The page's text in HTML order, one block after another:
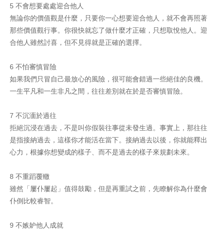
5 不會想要處處迎合他人
無論你的價值觀是什麼，只要你一心想要迎合他人，就不會再照著
那些價值觀行事。你很快就忘了做什麼才正確，只想取悅他人。迎
合他人雖然討喜，但不見得就是正確的選擇。
6 不怕審慎冒險
如果我們只冒自己最放心的風險，很可能會錯過一些絕佳的良機。
一生平凡和一生非凡之間，往往差別就在於是否審慎冒險。
7 不沉湎於過往
拒絕沉浸在過去，不是叫你假裝往事從未發生過。事實上，那往往
是指接納過去，這樣你才能活在當下。接納過去以後，你就能釋出
心力，根據你想變成的樣子、而不是過去的樣子來規劃未來。
8 不重蹈覆轍
雖然「屢仆屢起」值得鼓勵，但是再重試之前，先瞭解你為什麼會
仆倒比較睿智。
9 不嫉妒他人成就